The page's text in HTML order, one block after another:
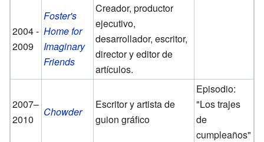
2004 -
2009
Foster's
Home for
Imaginary
Friends
Creador, productor
ejecutivo,
desarrollador, escritor,
director y editor de
artículos.
2007–
2010
Chowder
Escritor y artista de
guion gráfico
Episodio:
"Los trajes
de
cumpleaños"